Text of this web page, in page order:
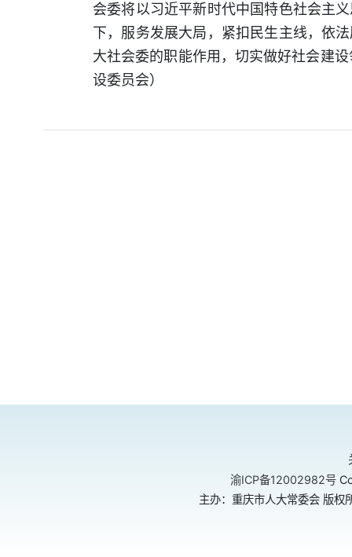
会委将以习近平新时代中国特色社会主
下，服务发展大局，紧扣民生主线，依
大社会委的职能作用，切实做好社会建
设委员会）
渝ICP备12002982号
主办：重庆市人大常委会 版